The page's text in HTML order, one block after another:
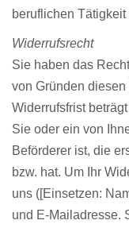
beruflichen
Widerrufsrecht
Sie haben das
von Gründen
Widerrufsfrist
Sie oder ein von
Beförderer ist, die
bzw. hat. Um Ihr
uns ([Einsetzen:
und E-Mailadresse.